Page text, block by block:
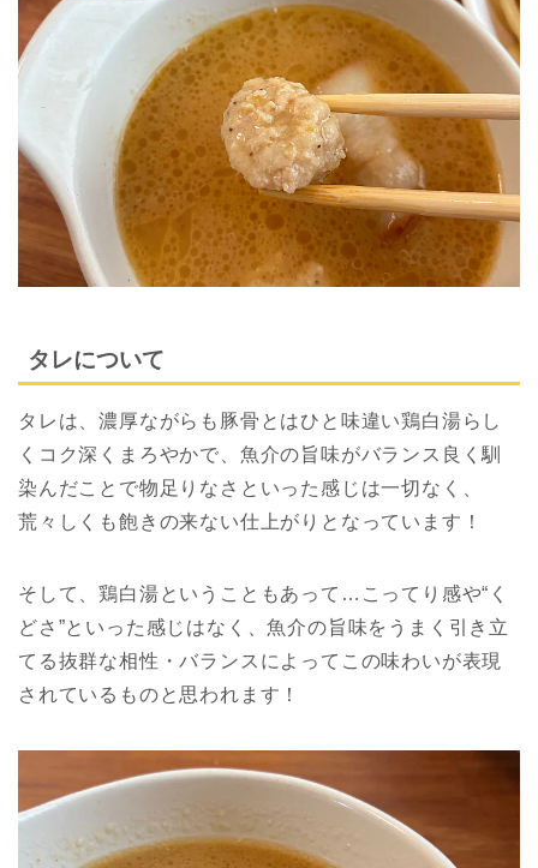
タレについて
タレは、濃厚ながらも豚骨とはひと味違い鶏白湯らし
くコク深くまろやかで、魚介の旨味がバランス良く馴
染んだことで物足りなさといった感じは一切なく、
荒々しくも飽きの来ない仕上がりとなっています！
そして、鶏白湯ということもあって…こってり感や“く
どさ”といった感じはなく、魚介の旨味をうまく引き立
てる抜群な相性・バランスによってこの味わいが表現
されているものと思われます！